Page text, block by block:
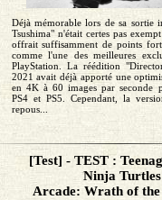
Déjà mémorable lors de sa sortie
Tsushima" n'était certes pas
offrait suffisamment de points
comme l'une des meilleures
PlayStation. La réédition
2021 avait déjà apporté une
en 4K à 60 images par seconde
PS4 et PS5. Cependant, la
repous...
[Test] - TEST :
Ninja Turtles
Arcade: Wrath of